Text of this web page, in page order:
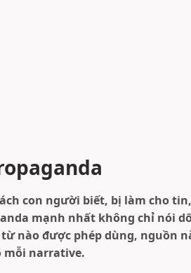
con người biết, bị làm cho
mạnh nhất không chỉ nói
nào được phép dùng, nguồn
mỗi narrative.